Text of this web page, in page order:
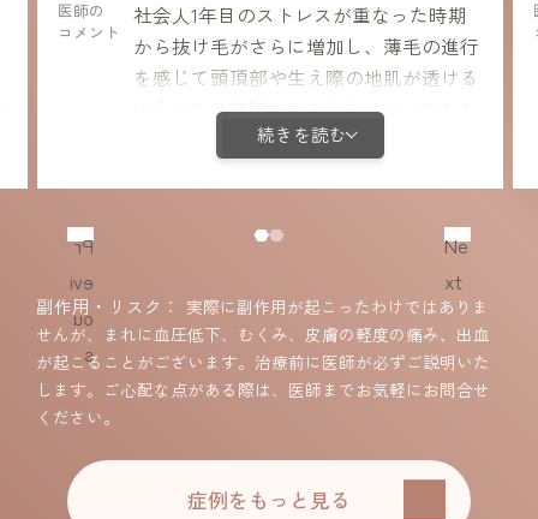
Pr
evi
ou
s
医師の
コメント
社会人1年目のストレスが重なった時期
から抜け毛がさらに増加し、薄毛の進行
を感じて頭頂部や生え際の地肌が透ける
ようになり来院されました。ミノキシジ
ル内服＋栄養剤＋LHDV注射で治療しま
す。今回は若いうちから治療介入できた
順調で、特に生え際の改善が顕著でし
た。前頭部を中心に毛量が増え、髪全体
のボリュームも回復し体毛の増加も気に
ならない程度で、ご本人も効果をしっか
続きを読む
Ne
xt
副作用・リスク
実際に副作用が起こったわけではありま
せんが、まれに血圧低下、むくみ、皮膚の軽度の痛み、出血
が起こることがございます。治療前に医師が必ずご説明いた
します。ご心配な点がある際は、医師までお気軽にお問合せ
ください。
症例をもっと見る